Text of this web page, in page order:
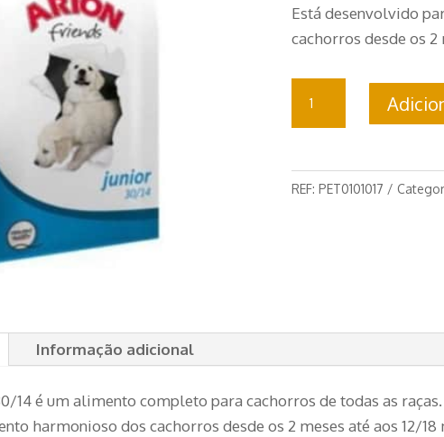
Está desenvolvido
cachorros desde os 2
Quantidade
de
Junior
3kg
REF: PET0101017
Informação adicional
14 é um alimento completo para cachorros de todas as
harmonioso dos cachorros desde os 2 meses até aos 12/18